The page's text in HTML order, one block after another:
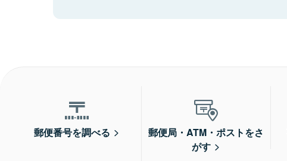
郵便番号を調べる
郵便局・ATM・ポストをさ
がす